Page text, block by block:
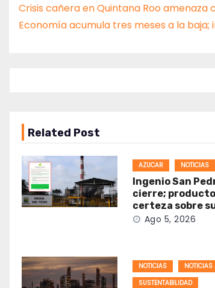
Crisis cañera en Quintana Roo
Economía acumula tres meses a la
Related Post
AZUCAR NOTICIAS
Ingenio San
cierre;
certeza sobre
Ago 5, 2026
NOTICIAS
NOTICIAS
SUSTENTABILIDAD